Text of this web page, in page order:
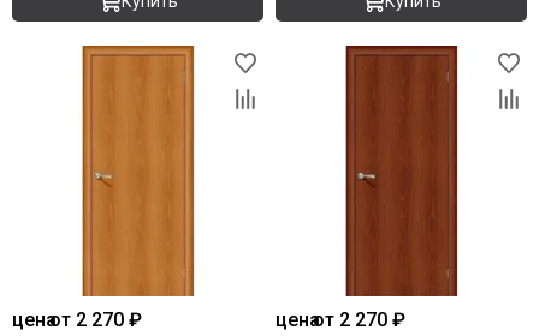
ценаот 2 270 ₽ ценаот 2 270 ₽